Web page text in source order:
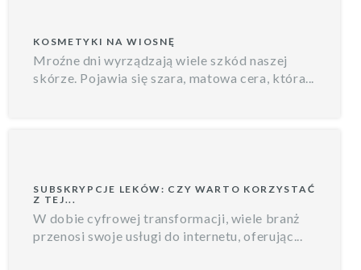
KOSMETYKI NA WIOSNĘ
Mroźne dni wyrządzają wiele szkód naszej
skórze. Pojawia się szara, matowa cera, która...
SUBSKRYPCJE LEKÓW: CZY WARTO KORZYSTAĆ
Z TEJ...
W dobie cyfrowej transformacji, wiele branż
przenosi swoje usługi do internetu, oferując...